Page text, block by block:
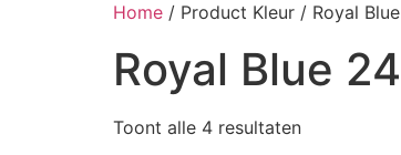
Home / Product Kleur / Royal
Royal Blue
Toont alle 4 resultaten